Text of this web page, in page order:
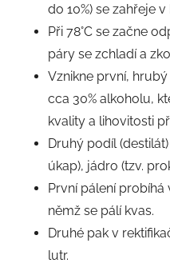
do 10%) se zahřeje v
Při 78°C se začne
páry se zchladí a
Vznikne první,
cca 30% alkoholu,
kvality a lihovitosti
Druhý podíl
úkap), jádro (tzv.
První pálení
němž se pálí kvas.
Druhé pak v
lutr.